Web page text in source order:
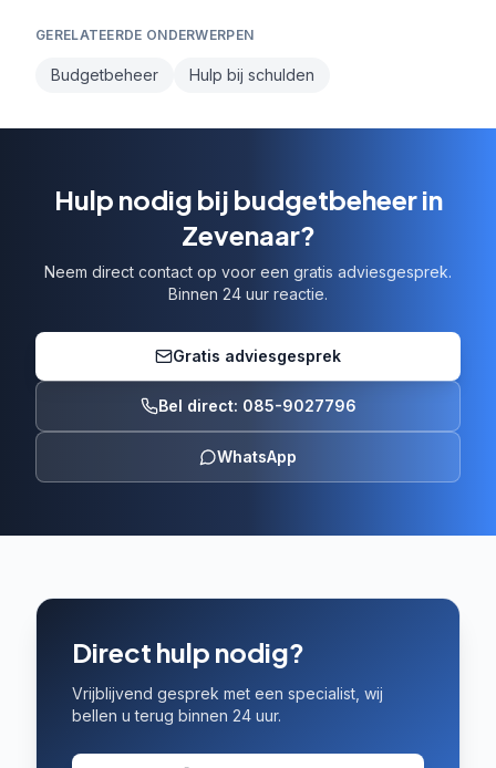
GERELATEERDE ONDERWERPEN
Budgetbeheer Hulp bij schulden
Hulp nodig bij budgetbeheer in
Zevenaar?
Neem direct contact op voor een gratis adviesgesprek.
Binnen 24 uur reactie.
Gratis adviesgesprek
Bel direct: 085-9027796
WhatsApp
Direct hulp nodig?
Vrijblijvend gesprek met een specialist, wij
bellen u terug binnen 24 uur.